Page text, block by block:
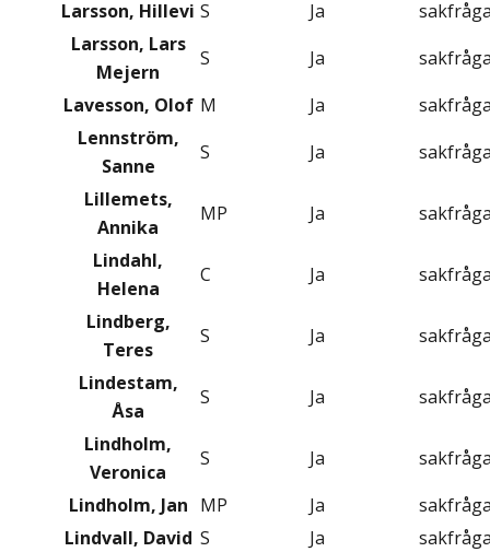
Larsson, Hillevi S Ja
Larsson, Lars
Mejern
S Ja
Lavesson, Olof M Ja
Lennström,
Sanne
S Ja
Lillemets,
Annika
MP Ja
Lindahl,
Helena
C Ja
Lindberg,
Teres
S Ja
Lindestam,
Åsa
S Ja
Lindholm,
Veronica
S Ja
Lindholm, Jan MP Ja
Lindvall, David S Ja